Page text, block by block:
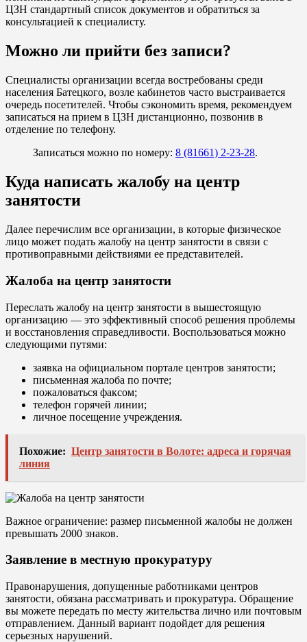
ЦЗН стандартный список документов и обратиться за
консультацией к специалисту.
Можно ли прийти без записи?
Специалисты организации всегда востребованы среди
населения Батецкого, возле кабинетов часто выстраивается
очередь посетителей. Чтобы сэкономить время, рекомендуем
записаться на прием в ЦЗН дистанционно, позвонив в
отделение по телефону.
Записаться можно по номеру: 8 (81661) 2-23-28.
Куда написать жалобу на центр
занятости
Далее перечислим все организации, в которые физическое
лицо может подать жалобу на центр занятости в связи с
противоправными действиями ее представителей.
Жалоба на центр занятости
Переслать жалобу на центр занятости в вышестоящую
организацию — это эффективный способ решения проблемы
и восстановления справедливости. Воспользоваться можно
следующими путями:
заявка на официальном портале центров занятости;
письменная жалоба по почте;
пожаловаться факсом;
телефон горячей линии;
личное посещение учреждения.
Похожие: Центр занятости в Волоте: адреса и горячая
линия
Важное ограничение: размер письменной жалобы не должен
превышать 2000 знаков.
Заявление в местную прокуратуру
Правонарушения, допущенные работниками центров
занятости, обязана рассматривать и прокуратура. Обращение
вы можете передать по месту жительства лично или почтовым
отправлением. Данный вариант подойдет для решения
серьезных нарушений.